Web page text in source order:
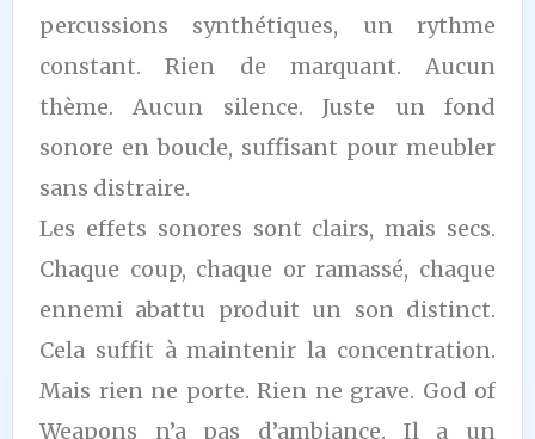
percussions synthétiques, un rythme
constant. Rien de marquant. Aucun
thème. Aucun silence. Juste un fond
sonore en boucle, suffisant pour meubler
sans distraire.
Les effets sonores sont clairs, mais secs.
Chaque coup, chaque or ramassé, chaque
ennemi abattu produit un son distinct.
Cela suffit à maintenir la concentration.
Mais rien ne porte. Rien ne grave. God of
Weapons n’a pas d’ambiance. Il a un